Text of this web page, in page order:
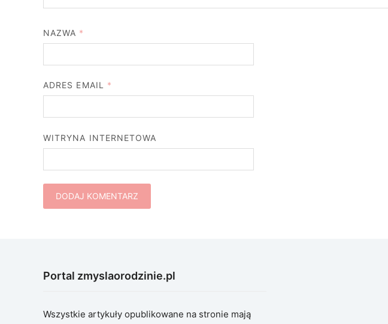
NAZWA *
ADRES EMAIL *
WITRYNA INTERNETOWA
Portal zmyslaorodzinie.pl
Wszystkie artykuły opublikowane na stronie mają